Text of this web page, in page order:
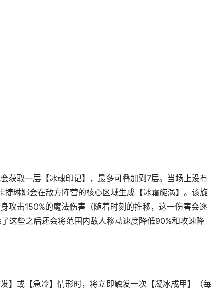
获取一层【冰魂印记】，最多可叠加到7层。当场上没有
捷琳娜会在敌方阵营的核心区域生成【冰霜旋涡】。该旋
攻击150%的魔法伤害（随着时刻的推移，这一伤害会逐
这些之后还会将范围内敌人移动速度降低90%和攻速降
或【急冷】情形时，将立即触发一次【凝冰成甲】（每